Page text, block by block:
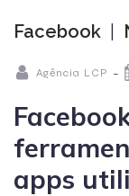
Facebook
Agência LCP -
apps